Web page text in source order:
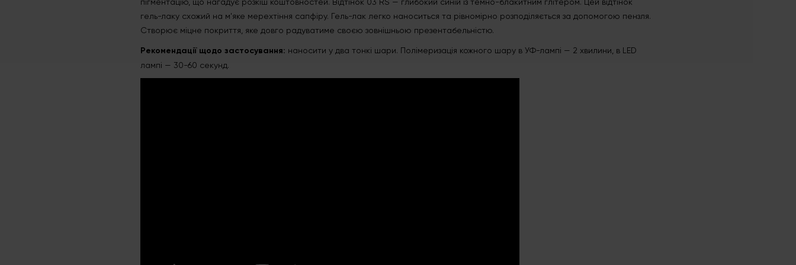
гель-лаку схожий на м'яке мерехтіння сапфіру. Гель-лак легко наноситься та рівномірно розподіляється за допомогою пензля.
Створює міцне покриття, яке довго радуватиме своєю зовнішньою презентабельністю.
Рекомендації щодо застосування: наносити у два тонкі шари. Полімеризація кожного шару в УФ-лампі — 2 хвилини, в LED
лампі — 30-60 секунд.